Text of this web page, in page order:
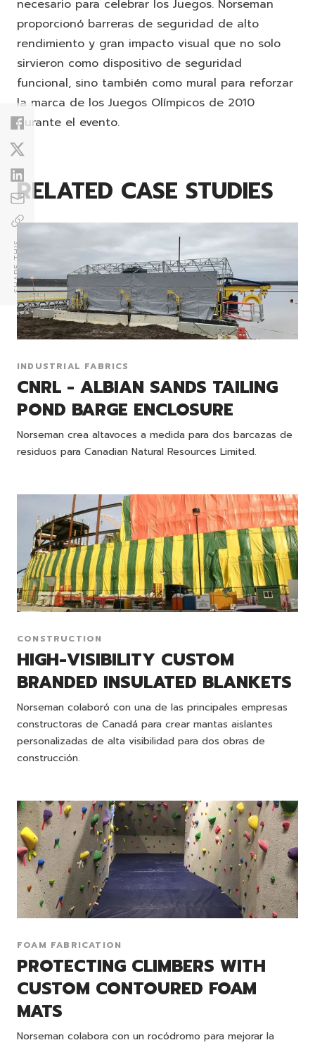
necesario para celebrar los Juegos. Norseman
proporcionó barreras de seguridad de alto
rendimiento y gran impacto visual que no solo
sirvieron como dispositivo de seguridad
funcional, sino también como mural para reforzar
la marca de los Juegos Olímpicos de 2010
durante el evento.
RELATED CASE STUDIES
INDUSTRIAL FABRICS
CNRL - ALBIAN SANDS TAILING
POND BARGE ENCLOSURE
Norseman crea altavoces a medida para dos barcazas de
residuos para Canadian Natural Resources Limited.
CONSTRUCTION
HIGH-VISIBILITY CUSTOM
BRANDED INSULATED BLANKETS
Norseman colaboró con una de las principales empresas
constructoras de Canadá para crear mantas aislantes
personalizadas de alta visibilidad para dos obras de
construcción.
FOAM FABRICATION
PROTECTING CLIMBERS WITH
CUSTOM CONTOURED FOAM
MATS
Norseman colabora con un rocódromo para mejorar la
SHARE THIS